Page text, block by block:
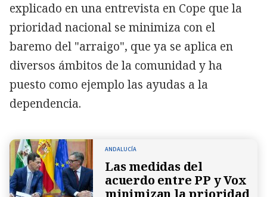
explicado en una entrevista en Cope que la
prioridad nacional se minimiza con el
baremo del "arraigo", que ya se aplica en
diversos ámbitos de la comunidad y ha
puesto como ejemplo las ayudas a la
dependencia.
ANDALUCÍA
Las medidas del
acuerdo entre PP y Vox
minimizan la prioridad